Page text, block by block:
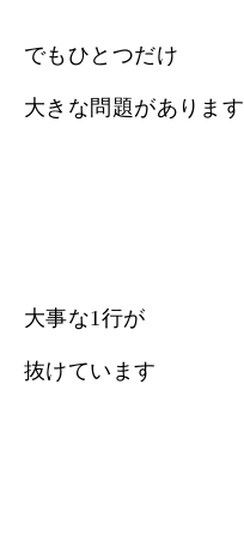
でもひとつだけ
大きな問題があります
大事な1行が
抜けています